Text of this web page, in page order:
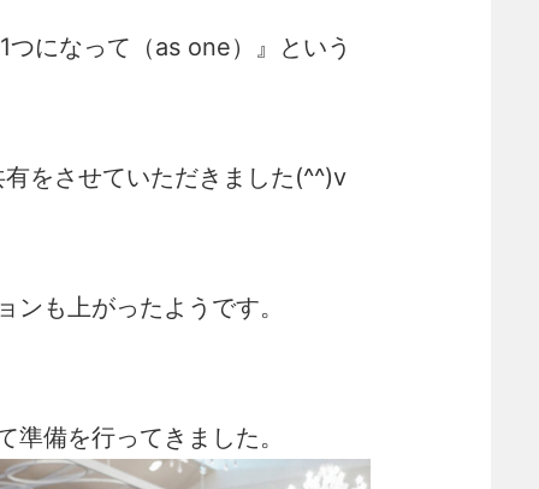
になって（as one）』という
をさせていただきました(^^)v
も上がったようです。
備を行ってきました。